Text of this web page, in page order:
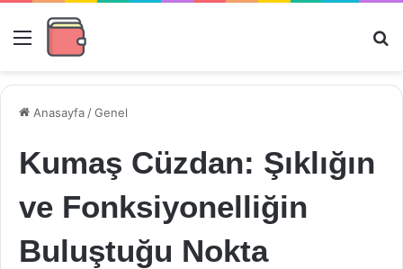
Menü
Anasayfa /Genel
Kumaş Cüzdan: Şıklığın
ve Fonksiyonelliğin
Buluştuğu Nokta